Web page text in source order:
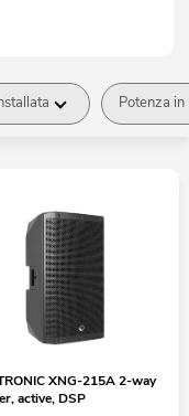
Potenza in
XNG-215A 2-way
active, DSP